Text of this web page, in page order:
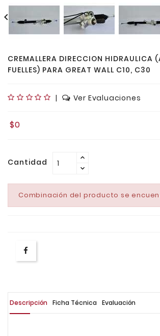

CREMALLERA DIRECCION HIDRAULICA
FUELLES) PARA GREAT WALL C10, C30
| Ver Evaluaciones
$0
Cantidad
Combinación del producto se
Descripción Ficha Técnica Evaluación